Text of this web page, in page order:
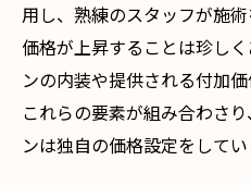
用し、熟練のスタッフが施術
価格が上昇することは珍し
ンの内装や提供される付加
これらの要素が組み合わさ
ンは独自の価格設定をしてい